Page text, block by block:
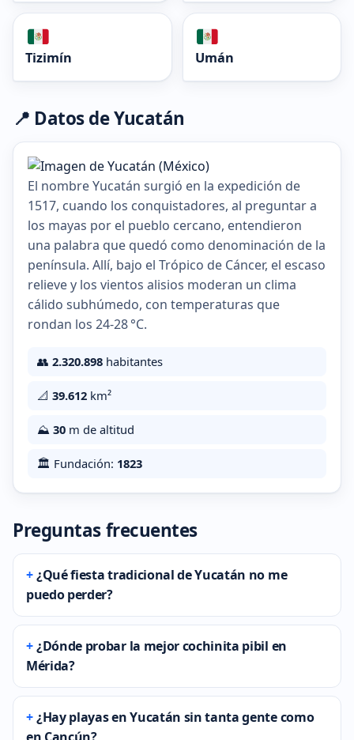
Tizimín Umán
📍 Datos de Yucatán
El nombre Yucatán surgió en la expedición de
1517, cuando los conquistadores, al preguntar a
los mayas por el pueblo cercano, entendieron
una palabra que quedó como denominación de la
península. Allí, bajo el Trópico de Cáncer, el escaso
relieve y los vientos alisios moderan un clima
cálido subhúmedo, con temperaturas que
rondan los 24‑28 °C.
👥 2.320.898 habitantes
📐 39.612 km²
⛰️ 30 m de altitud
🏛️ Fundación: 1823
Preguntas frecuentes
¿Qué fiesta tradicional de Yucatán no me
puedo perder?
¿Dónde probar la mejor cochinita pibil en
Mérida?
¿Hay playas en Yucatán sin tanta gente como